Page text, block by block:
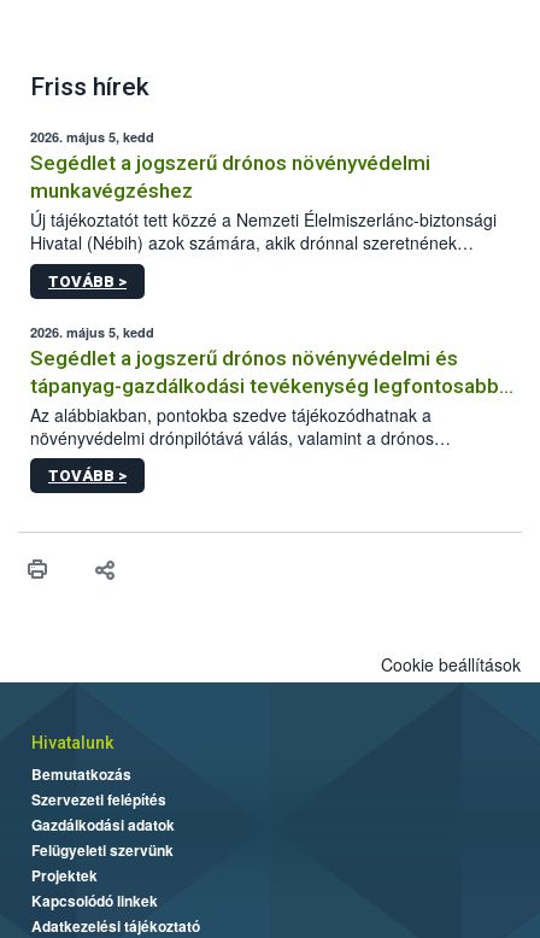
Friss hírek
2026. május 5, kedd
Segédlet a jogszerű drónos növényvédelmi
munkavégzéshez
Új tájékoztatót tett közzé a Nemzeti Élelmiszerlánc-biztonsági
Hivatal (Nébih) azok számára, akik drónnal szeretnének
növényvédelmi vagy tápanyag-gazdálkodási tevékenységet
végezni Magyarországon. Az összefoglaló részletesen
műszaki és hatósági feltételek.
TOVÁBB >
2026. május 5, kedd
Segédlet a jogszerű drónos növényvédelmi és
tápanyag-gazdálkodási tevékenység legfontosabb
feltételeiről
Az alábbiakban, pontokba szedve tájékozódhatnak a
növényvédelmi drónpilótává válás, valamint a drónos
növényvédelmi és tápanyag-gazdálkodási tevékenység
végzésének legfontosabb feltételeiről*.
TOVÁBB >
Cookie beállítások
Hivatalunk
Bemutatkozás
Szervezeti felépítés
Gazdálkodási adatok
Felügyeleti szervünk
Projektek
Kapcsolódó linkek
Adatkezelési tájékoztató